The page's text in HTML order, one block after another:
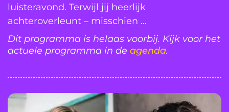
luisteravond. Terwijl jij heerlijk
achteroverleunt – misschien ...
Dit programma is helaas voorbij. Kijk voor het
actuele programma in de agenda.